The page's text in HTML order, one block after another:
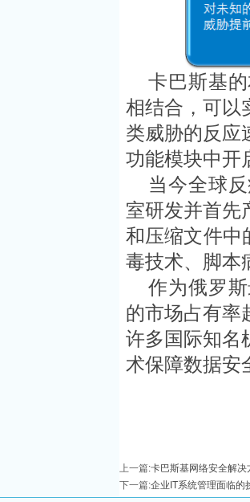
卡巴斯基
相结合，可以
类威胁的反应
功能模块中开
当今全球
室研发并首先
和压缩文件中
毒技术、脚本
作为俄罗
的市场占有率
许多国际知名
术保障数据安
上一篇:卡巴斯基网络安全解决
下一篇:企业IT系统管理面临的